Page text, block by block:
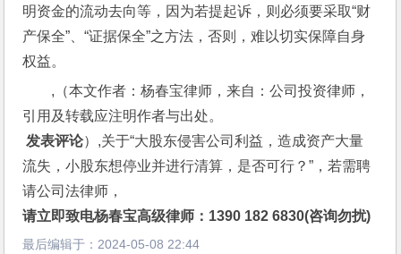
明资金的流动去向等，因为若提起诉，则必须要采取“财
产保全”、“证据保全”之方法，否则，难以切实保障自身
权益。
,（本文作者：杨春宝律师，来自：公司投资律师，
引用及转载应注明作者与出处。
发表评论）,关于“大股东侵害公司利益，造成资产大量
流失，小股东想停业并进行清算，是否可行？”，若需聘
请公司法律师，
请立即致电杨春宝高级律师：1390 182 6830(咨询勿扰)
最后编辑于： 2024-05-08 22:44